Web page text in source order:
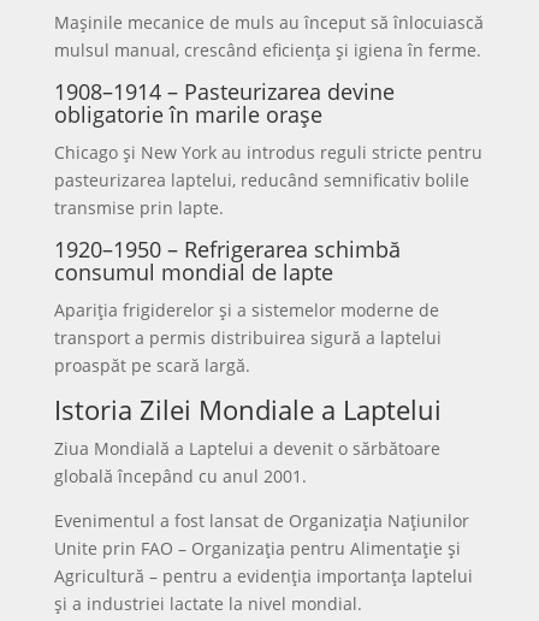
Mașinile mecanice de muls au început să înlocuiască
mulsul manual, crescând eficiența și igiena în ferme.
1908–1914 – Pasteurizarea devine
obligatorie în marile orașe
Chicago și New York au introdus reguli stricte pentru
pasteurizarea laptelui, reducând semnificativ bolile
transmise prin lapte.
1920–1950 – Refrigerarea schimbă
consumul mondial de lapte
Apariția frigiderelor și a sistemelor moderne de
transport a permis distribuirea sigură a laptelui
proaspăt pe scară largă.
Istoria Zilei Mondiale a Laptelui
Ziua Mondială a Laptelui a devenit o sărbătoare
globală începând cu anul 2001.
Evenimentul a fost lansat de Organizația Națiunilor
Unite prin FAO – Organizația pentru Alimentație și
Agricultură – pentru a evidenția importanța laptelui
și a industriei lactate la nivel mondial.